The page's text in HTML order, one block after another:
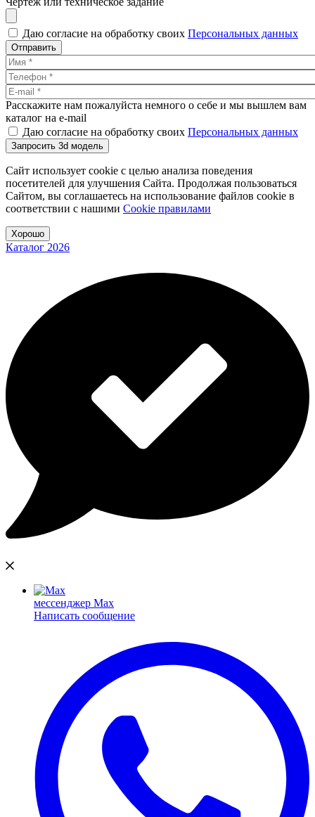
Даю согласие на обработку своих Персональных данных
Отправить
Расскажите нам пожалуйста немного о себе и мы вышлем вам
каталог на e-mail
Даю согласие на обработку своих Персональных данных
Запросить 3d модель
Сайт использует cookie с целью анализа поведения
посетителей для улучшения Сайта. Продолжая пользоваться
Сайтом, вы соглашаетесь на использование файлов cookie в
соответствии с нашими Cookiе правилами
Хорошо
Каталог 2026
мессенджер Max
Написать сообщение